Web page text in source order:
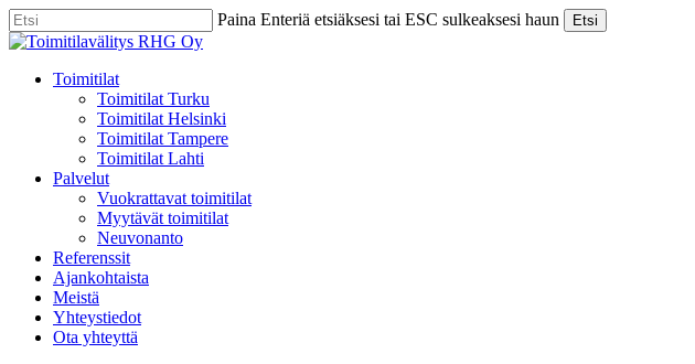
Skip
to
content
Paina Enteriä etsiäksesi tai ESC sulkeaksesi haun Etsi
Close
Menu
Toimitilat
Toimitilat Turku
Toimitilat Helsinki
Toimitilat Tampere
Toimitilat Lahti
Palvelut
Vuokrattavat toimitilat
Myytävät toimitilat
Neuvonanto
Referenssit
Ajankohtaista
Meistä
Yhteystiedot
Ota yhteyttä